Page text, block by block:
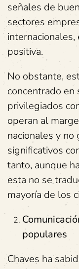
señales de
sectores
positiva.
No obstante,
concentrado
privilegiados
operan al
nacionales y no
significativos
tanto, aunque
esta no se
mayoría de los
populares
Chaves ha